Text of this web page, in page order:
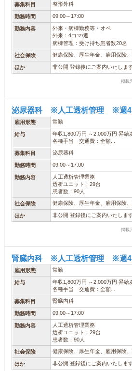
募集科目 整形外科
勤務時間 09:00～17:00
勤務内容
外来・病棟勤務等・オペ
外来：4コマ/週
病棟管理：受け持ち患者数20名
社会保険 健康保険、厚生年金、雇用保険
ほか 非公開 登録後にご案内いたします
掲載
泌尿器科 ※人工透析管理 ※週
雇用形態 常勤
給与
年収1,800万円 ～2,000万円 昇給
各種手当 交通費：全額...
募集科目 泌尿器科
勤務時間 09:00～17:00
勤務内容
人工透析管理業務
透析ユニット：29台
患者数：90人
社会保険 健康保険、厚生年金、雇用保険
ほか 非公開 登録後にご案内いたします
掲載
腎臓内科 ※人工透析管理 ※週
雇用形態 常勤
給与
年収1,800万円 ～2,000万円 昇給
各種手当 交通費：全額...
募集科目 腎臓内科
勤務時間 09:00～17:00
勤務内容
人工透析管理業務
透析ユニット：29台
患者数：90人
社会保険 健康保険、厚生年金、雇用保険
ほか 非公開 登録後にご案内いたします